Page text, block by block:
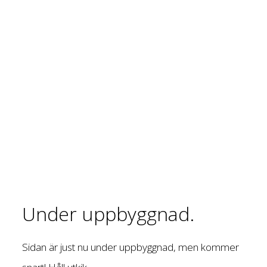
Under uppbyggnad.
Sidan är just nu under uppbyggnad, men kommer